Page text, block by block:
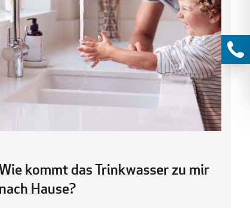
kommt das Trinkwasser zu mir
nach Hause?